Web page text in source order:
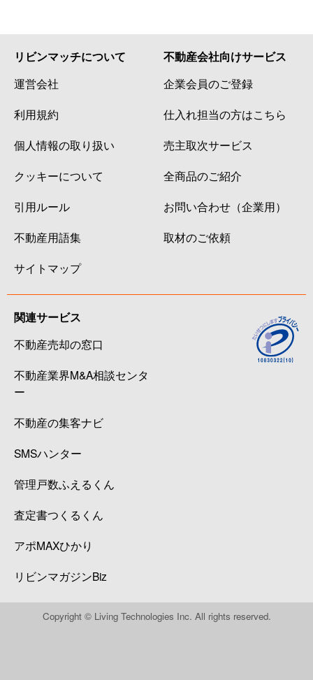
リビンマッチについて
運営会社
利用規約
個人情報の取り扱い
クッキーについて
引用ルール
不動産用語集
サイトマップ
不動産会社向けサービス
企業会員のご登録
仕入れ担当の方はこちら
売主取次サービス
全商品のご紹介
お問い合わせ（企業用）
取材のご依頼
関連サービス
不動産売却の窓口
不動産業界M&A相談センタ
ー
不動産の集客ナビ
SMSハンター
管理戸数ふえるくん
査定書つくるくん
アポMAXひかり
リビンマガジンBiz
Copyright © Living Technologies Inc. All rights reserved.